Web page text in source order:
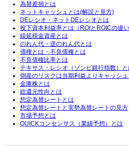
為替差損とは
ネットキャッシュとは(解説と見方)
DEレシオ・ネットDEレシオとは
投下資本利益率とは（ROIとROICの違い
繰延税金資産とは
のれん代・逆のれん代とは
債権とは・不良債権とは
不良債権比率とは
テキサス・レシオ（ゾンビ銀行指数）と
倒産のリスクは当期利益よりキャッシ
金庫株とは
総還元性向とは
想定為替レートとは
想定為替レートと実勢為替レートの見方
市場予想とは
QUICKコンセンサス（業績予想）とは